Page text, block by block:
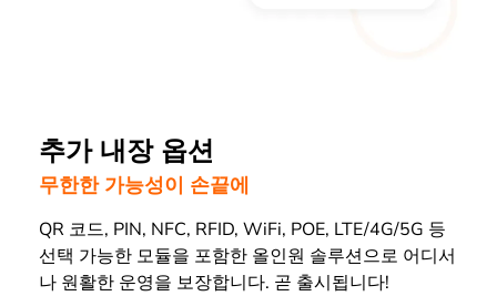
추가 내장 옵션
무한한 가능성이 손끝에
QR 코드, PIN, NFC, RFID, WiFi, POE, LTE/4G/5G 등
선택 가능한 모듈을 포함한 올인원 솔루션으로 어디서
나 원활한 운영을 보장합니다. 곧 출시됩니다!